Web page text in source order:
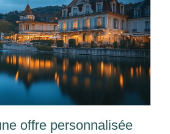
offre personnalisée